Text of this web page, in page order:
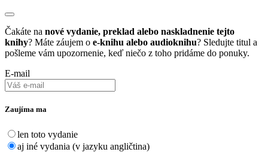
Čakáte na nové vydanie, preklad alebo naskladnenie tejto
knihy? Máte záujem o e-knihu alebo audioknihu? Sledujte titul a
pošleme vám upozornenie, keď niečo z toho pridáme do ponuky.
E-mail
Zaujíma ma
len toto vydanie
aj iné vydania (v jazyku angličtina)